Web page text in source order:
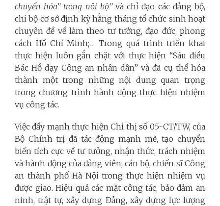
chuyển hóa” trong nội bộ”và chỉ đạo các đảng bộ,
chi bộ cơ sở định kỳ hằng tháng tổ chức sinh hoạt
chuyên đề về làm theo tư tưởng, đạo đức, phong
cách Hồ Chí Minh;… Trong quá trình triển khai
thực hiện luôn gắn chặt với thực hiện “Sáu điều
Bác Hồ dạy Công an nhân dân” và đã cụ thể hóa
thành một trong những nội dung quan trọng
trong chương trình hành động thực hiện nhiệm
vụ công tác.
Việc đẩy mạnh thực hiện Chỉ thị số 05-CT/TW, của
Bộ Chính trị đã tác động mạnh mẽ, tạo chuyển
biến tích cực về tư tưởng, nhận thức, trách nhiệm
và hành động của đảng viên, cán bộ, chiến sĩ Công
an thành phố Hà Nội trong thực hiện nhiệm vụ
được giao. Hiệu quả các mặt công tác, bảo đảm an
ninh, trật tự, xây dựng Đảng, xây dựng lực lượng